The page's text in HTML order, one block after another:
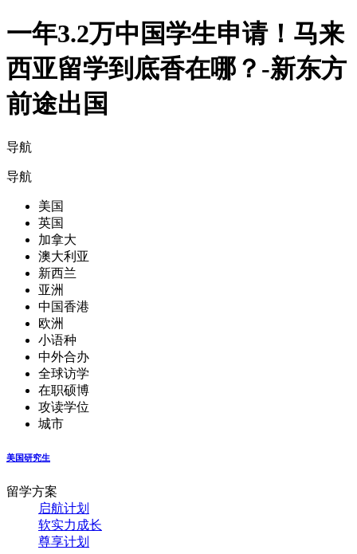
一年3.2万中国学生申请！马来
西亚留学到底香在哪？-新东方
前途出国
导航
导航
美国
英国
加拿大
澳大利亚
新西兰
亚洲
中国香港
欧洲
小语种
中外合办
全球访学
在职硕博
攻读学位
城市
美国研究生
留学方案
启航计划
软实力成长
尊享计划